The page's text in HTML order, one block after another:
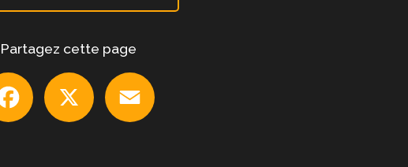
Partagez cette page
Facebook